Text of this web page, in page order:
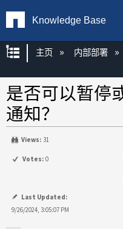
Knowledge Base
扩展/隐缩全局
主页 内部部署
是否可以暂停
通知？
Views: 31
Votes: 0
Last Updated:
9/26/2024, 3:05:07 PM